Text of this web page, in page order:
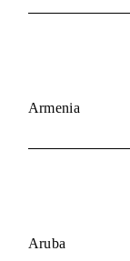
Armenia
Aruba